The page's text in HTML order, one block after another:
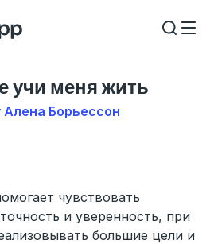
учи меня жить
Алена Борьессон
чувствовать
и уверенность, при
большие цели и